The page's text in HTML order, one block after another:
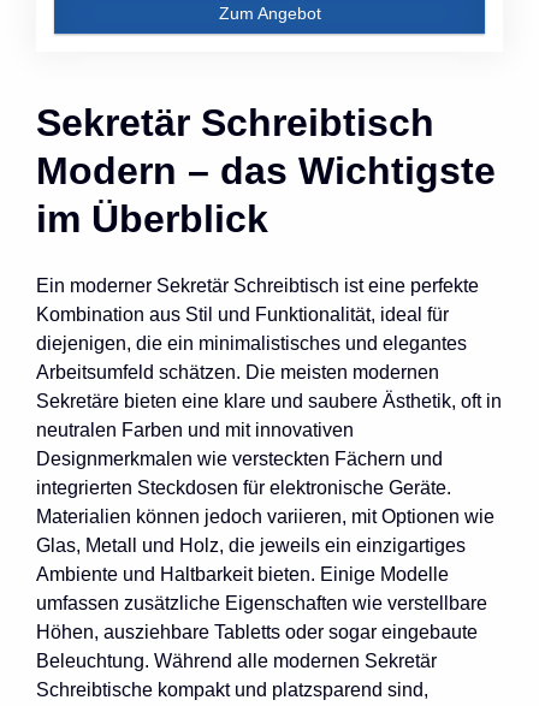
Zum Angebot
Sekretär Schreibtisch
Modern – das Wichtigste
im Überblick
Ein moderner Sekretär Schreibtisch ist eine perfekte
Kombination aus Stil und Funktionalität, ideal für
diejenigen, die ein minimalistisches und elegantes
Arbeitsumfeld schätzen. Die meisten modernen
Sekretäre bieten eine klare und saubere Ästhetik, oft in
neutralen Farben und mit innovativen
Designmerkmalen wie versteckten Fächern und
integrierten Steckdosen für elektronische Geräte.
Materialien können jedoch variieren, mit Optionen wie
Glas, Metall und Holz, die jeweils ein einzigartiges
Ambiente und Haltbarkeit bieten. Einige Modelle
umfassen zusätzliche Eigenschaften wie verstellbare
Höhen, ausziehbare Tabletts oder sogar eingebaute
Beleuchtung. Während alle modernen Sekretär
Schreibtische kompakt und platzsparend sind,